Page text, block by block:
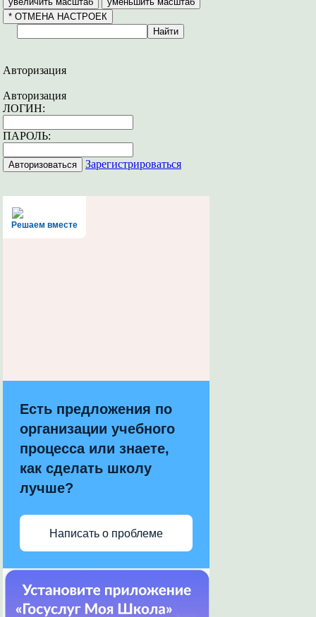
Авторизация
Авторизация
ЛОГИН:
ПАРОЛЬ:
Зарегистрироваться
Решаем вместе
Есть предложения по
организации учебного
процесса или знаете,
как сделать школу
лучше?
Написать о проблеме